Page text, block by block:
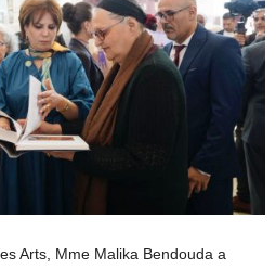
Arts, Mme Malika Bendouda a